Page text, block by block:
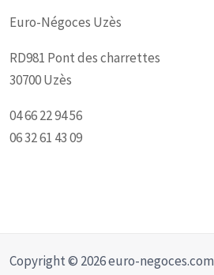
Euro-Négoces Uzès
RD981 Pont des charrettes
30700 Uzès
04 66 22 94 56
06 32 61 43 09
Copyright © 2026 euro-negoces.com